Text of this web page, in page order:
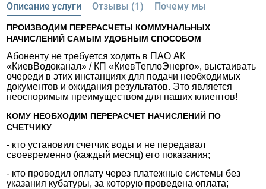
Описание услуги Отзывы (1) Почему мы
ПРОИЗВОДИМ ПЕРЕРАСЧЕТЫ КОММУНАЛЬНЫХ
НАЧИСЛЕНИЙ САМЫМ УДОБНЫМ СПОСОБОМ
Абоненту не требуется ходить в ПАО АК
«КиевВодоканал» / КП «КиевТеплоЭнерго», выстаивать
очереди в этих инстанциях для подачи необходимых
документов и ожидания результатов. Это является
неоспоримым преимуществом для наших клиентов!
КОМУ НЕОБХОДИМ ПЕРЕРАСЧЕТ НАЧИСЛЕНИЙ ПО
СЧЕТЧИКУ
- кто установил счетчик воды и не передавал
своевременно (каждый месяц) его показания;
- кто проводил оплату через платежные системы без
указания кубатуры, за которую проведена оплата;